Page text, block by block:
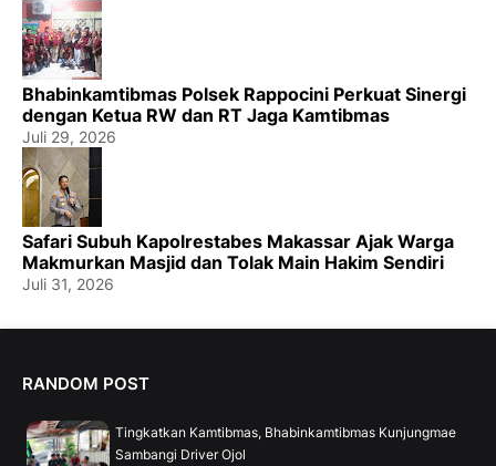
Bhabinkamtibmas Polsek Rappocini Perkuat Sinergi
dengan Ketua RW dan RT Jaga Kamtibmas
Juli 29, 2026
Safari Subuh Kapolrestabes Makassar Ajak Warga
Makmurkan Masjid dan Tolak Main Hakim Sendiri
Juli 31, 2026
RANDOM POST
Tingkatkan Kamtibmas, Bhabinkamtibmas Kunjungmae
Sambangi Driver Ojol